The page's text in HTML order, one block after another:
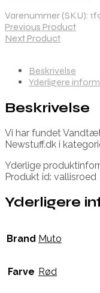
Varenummer (SKU):
Previous Product
Next Product
Beskrivelse
Yderligere
Beskrivelse
Vi har fundet
Newstuff.dk i
Yderlige
Produkt id: vallisroed
Yderligere
Brand Muto
Farve Rød